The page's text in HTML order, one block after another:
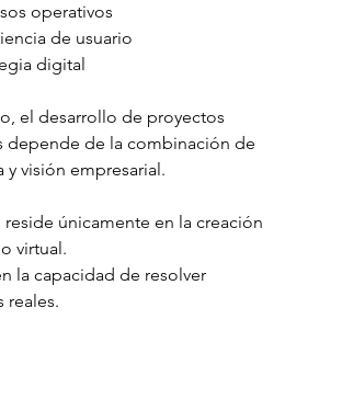
operativos
de usuario
digital
el desarrollo de proyectos
depende de la combinación de
visión empresarial.
reside únicamente en la creación
virtual.
la capacidad de resolver
reales.